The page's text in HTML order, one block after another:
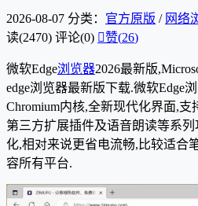
2026-08-07 分类： 官方原版 / 网络
读(2470) 评论(0) 赞(26)
微软Edge浏览器2026最新版
edge浏览器最新版下载.微软Edge
Chromium内核,全新现代化界面,支
第三方扩展插件及语音朗读等系
化,相对来说更省电流畅,比较适合
容所有平台.